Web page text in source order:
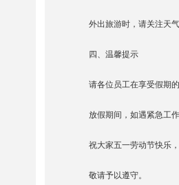
外出旅游时，请关注天气
四、温馨提示
请各位员工在享受假期的
放假期间，如遇紧急工作
祝大家五一劳动节快乐，
敬请予以遵守。